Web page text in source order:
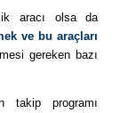
aracı olsa da
ve bu araçları
gereken bazı
takip programı